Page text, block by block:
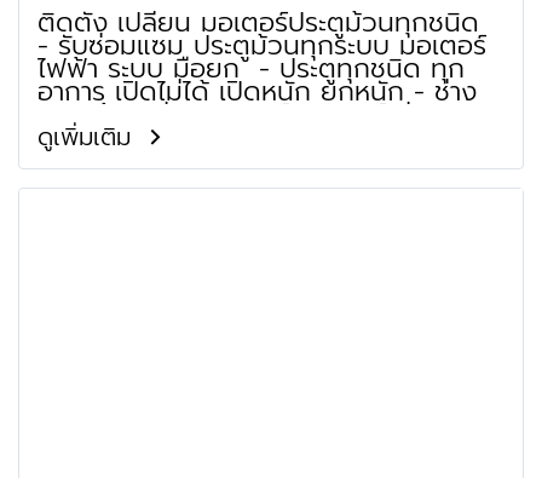
ติดตั้ง เปลี่ยน มอเตอร์ประตูม้วนทุกชนิด
- รับซ่อมแซม ประตูม้วนทุกระบบ มอเตอร์
ไฟฟ้า ระบบ มือยก - ประตูทุกชนิด ทุก
อาการ เปิดไม่ได้ เปิดหนัก ยกหนัก - ช่าง
ประตูม้วน ซ่อมมอเตอร์ มอเตอร์ไม่ติด
มอเตอร์เสีย เปิดไม่ได้ ร้านประตูม้วน
จำหน่าย ใบประตูม้วน เพลาประตูม้วน เสา
รางประตูม้วน ชุดฐานล่างประตูม้วน กล่อง
ดูเพิ่มเติม